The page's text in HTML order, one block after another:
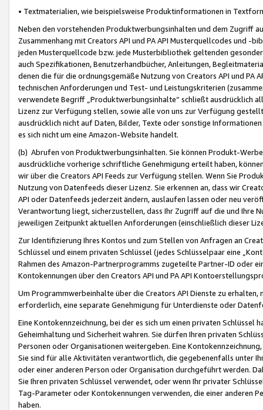
• Textmaterialien, wie beispielsweise Produktinformationen in
Neben den vorstehenden Produktwerbungsinhalten und dem Zugriff
Zusammenhang mit Creators API und PA API Musterquellcodes und
jeden Musterquellcode bzw. jede Musterbibliothek geltenden
auch Spezifikationen, Benutzerhandbücher, Anleitungen,
denen die für die ordnungsgemäße Nutzung von Creators API und PA
technischen Anforderungen und Test- und Leistungskriterien
verwendete Begriff „Produktwerbungsinhalte“ schließt ausdrücklich
Lizenz zur Verfügung stellen, sowie alle von uns zur Verfügung
ausdrücklich nicht auf Daten, Bilder, Texte oder sonstige
es sich nicht um eine Amazon-Website handelt.
(b) Abrufen von Produktwerbungsinhalten. Sie können Produkt-
ausdrückliche vorherige schriftliche Genehmigung erteilt haben,
wir über die Creators API Feeds zur Verfügung stellen. Wenn Sie
Nutzung von Datenfeeds dieser Lizenz. Sie erkennen an, dass wir
API oder Datenfeeds jederzeit ändern, auslaufen lassen oder neu
Verantwortung liegt, sicherzustellen, dass Ihr Zugriff auf die und Ihre
jeweiligen Zeitpunkt aktuellen Anforderungen (einschließlich dieser
Zur Identifizierung Ihres Kontos und zum Stellen von Anfragen an
Schlüssel und einem privaten Schlüssel (jedes Schlüsselpaar eine
Rahmen des Amazon-Partnerprogramms zugeteilte Partner-ID oder
Kontokennungen über den Creators API und PA API
Um Programmwerbeinhalte über die Creators API Dienste zu
erforderlich, eine separate Genehmigung für Unterdienste oder
Eine Kontokennzeichnung, bei der es sich um einen privaten
Geheimhaltung und Sicherheit wahren. Sie dürfen Ihren privaten
Personen oder Organisationen weitergeben. Eine
Sie sind für alle Aktivitäten verantwortlich, die gegebenenfalls unter
oder einer anderen Person oder Organisation durchgeführt werden.
Sie Ihren privaten Schlüssel verwendet, oder wenn Ihr privater
Tag-Parameter oder Kontokennungen verwenden, die einer anderen
haben.